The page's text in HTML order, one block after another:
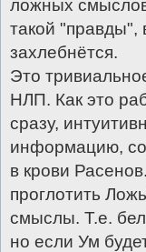
ложных
такой "правды",
захлебнётся.
Это
НЛП. Как это
сразу,
информацию,
в крови
проглотить
смыслы. Т.е.
но если Ум